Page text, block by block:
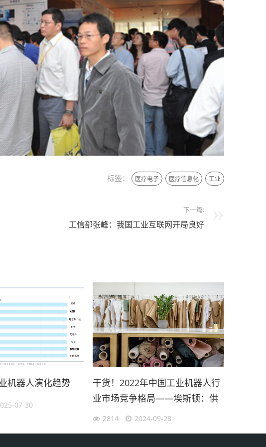
标签： 医疗电子 医疗信息化 工业
下一篇:
工信部张峰：我国工业互联网开局良好
机器人演化趋势
07-30
干货！2022年中国工业机器人行
业市场竞争格局——埃斯顿：供
应链服务持续深化
2814 2024-09-28